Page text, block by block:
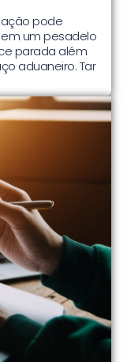
pode
um pesadelo
parada além
aduaneiro. Tar